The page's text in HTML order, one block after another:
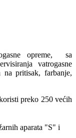
opreme, sa
vatrogasne
na pritisak, farbanje,
preko 250 većih
aparata "S" i